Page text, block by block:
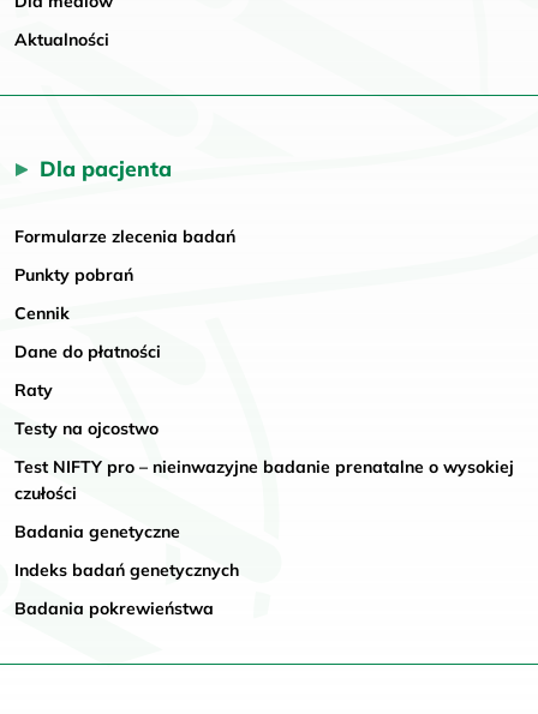
Aktualności
Dla pacjenta
Formularze zlecenia badań
Punkty pobrań
Cennik
Dane do płatności
Raty
Testy na ojcostwo
Test NIFTY pro – nieinwazyjne badanie prenatalne o wysokiej
czułości
Badania genetyczne
Indeks badań genetycznych
Badania pokrewieństwa